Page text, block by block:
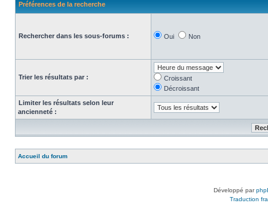
Préférences de la recherche
Rechercher dans les sous-forums : Oui Non
Trier les résultats par :
Croissant
Décroissant
Limiter les résultats selon leur
ancienneté :
Accueil du forum
Développé par
Traduction